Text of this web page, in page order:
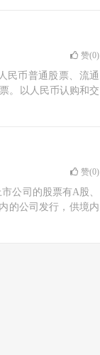
赞(0)
民币普通股票、流通
。以人民币认购和交
赞(0)
公司的股票有A股、
的公司发行，供境内